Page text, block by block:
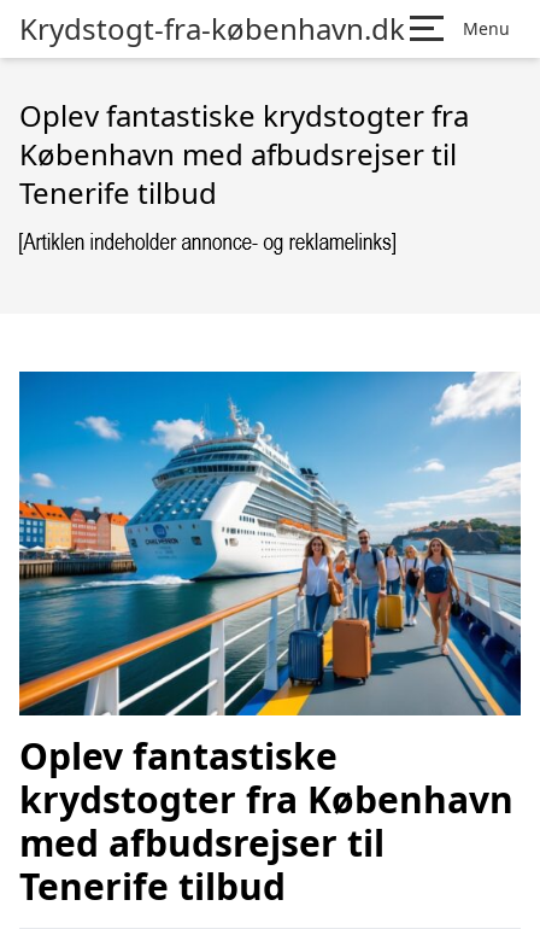
Krydstogt-fra-københavn.dk Menu
Oplev fantastiske krydstogter fra
København med afbudsrejser til
Tenerife tilbud
Oplev fantastiske
krydstogter fra København
med afbudsrejser til
Tenerife tilbud